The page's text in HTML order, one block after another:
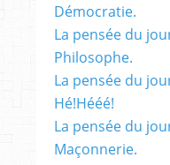
Démocratie.
La pensée du
Philosophe.
La pensée du
Hé!Hééé!
La pensée du
Maçonnerie.